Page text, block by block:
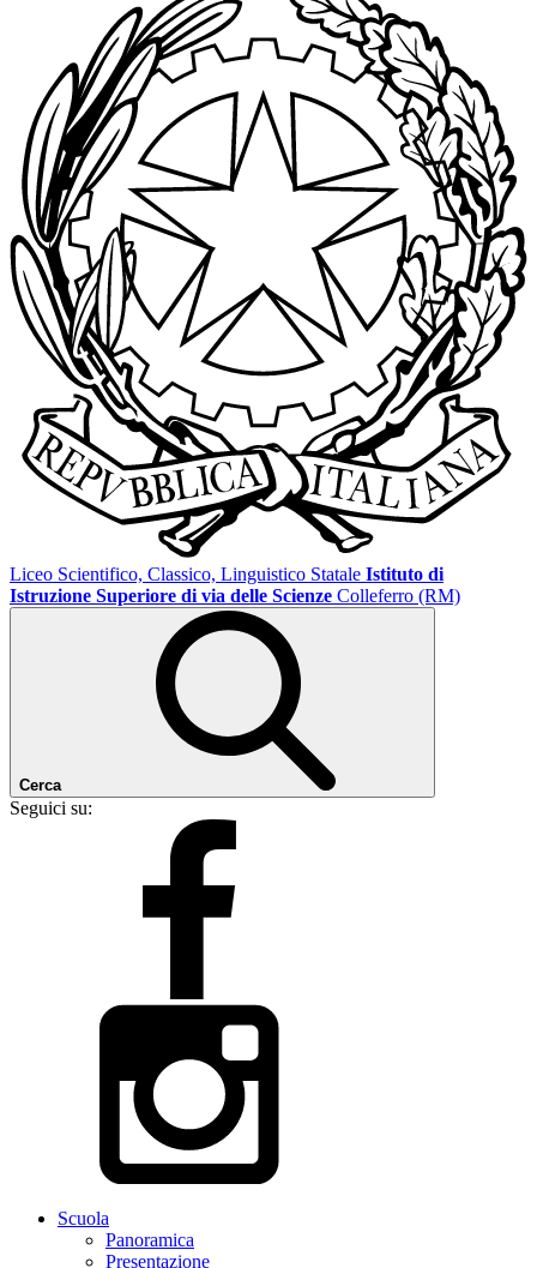
Liceo Scientifico, Classico, Linguistico Statale Istituto di
Istruzione Superiore di via delle Scienze Colleferro (RM)
Cerca
Seguici su:
Scuola
Panoramica
Presentazione